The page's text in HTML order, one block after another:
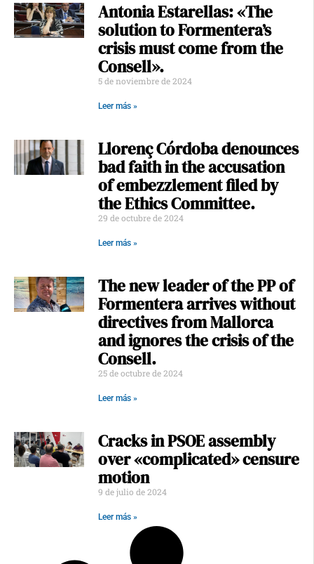
Antonia Estarellas: «The
solution to Formentera’s
crisis must come from the
Consell».
5 de noviembre de 2024
Leer más »
Llorenç Córdoba denounces
bad faith in the accusation
of embezzlement filed by
the Ethics Committee.
29 de octubre de 2024
Leer más »
The new leader of the PP of
Formentera arrives without
directives from Mallorca
and ignores the crisis of the
Consell.
25 de octubre de 2024
Leer más »
Cracks in PSOE assembly
over «complicated» censure
motion
9 de julio de 2024
Leer más »